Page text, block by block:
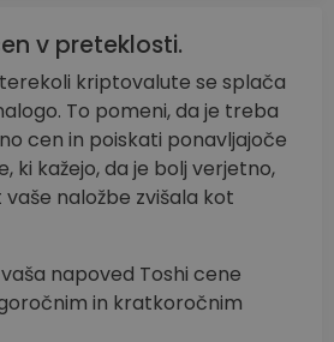
v preteklosti.
kriptovalute se splača
To pomeni, da je treba
cen in poiskati ponavljajoče
ki kažejo, da je bolj verjetno,
naložbe zvišala kot
napoved Toshi cene
in kratkoročnim